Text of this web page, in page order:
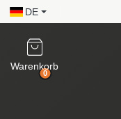
DE
0
Warenkorb